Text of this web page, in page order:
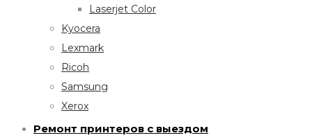
Laserjet Color
Kyocera
Lexmark
Ricoh
Samsung
Xerox
Ремонт принтеров с выездом